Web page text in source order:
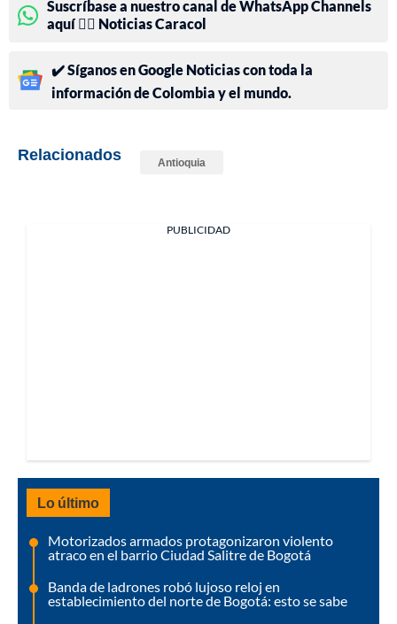
Suscríbase a nuestro canal de WhatsApp Channels
aquí 👉🏻 Noticias Caracol
✔️ Síganos en Google Noticias con toda la
información de Colombia y el mundo.
Relacionados Antioquia
PUBLICIDAD
Lo último
Motorizados armados protagonizaron violento
atraco en el barrio Ciudad Salitre de Bogotá
Banda de ladrones robó lujoso reloj en
establecimiento del norte de Bogotá: esto se sabe